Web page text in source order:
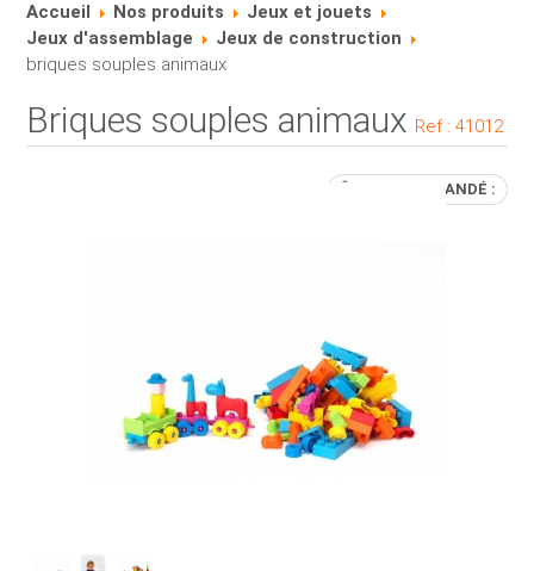
Accueil Nos produits
Jeux et jouets
Jeux d'assemblage
Jeux de construction
briques souples animaux
Briques souples animaux Ref :41012
ÂGE RECOMMANDÉ :